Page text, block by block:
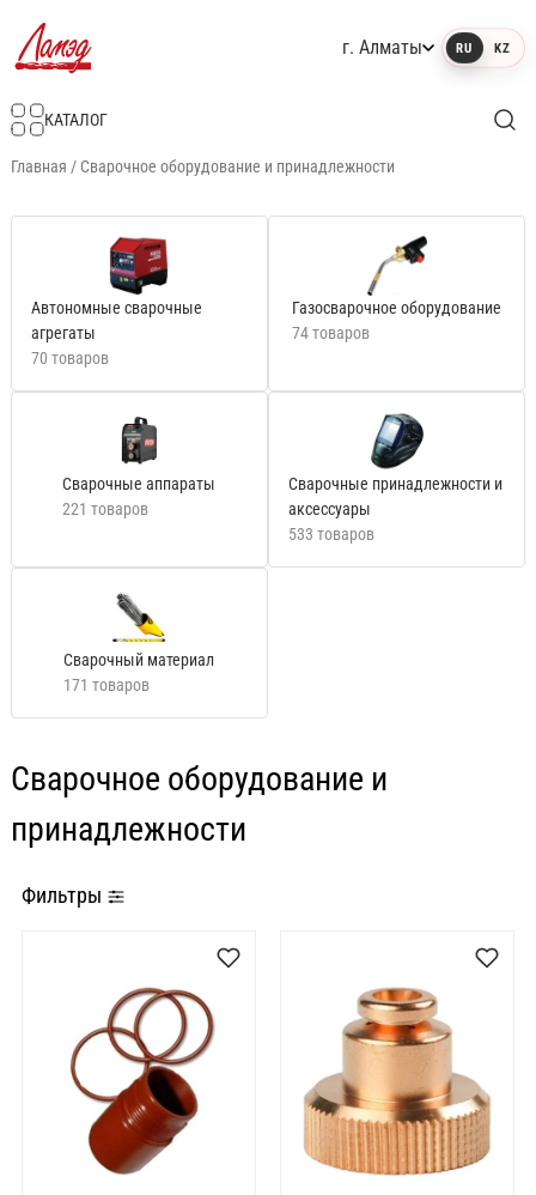
г. Алматы RU KZ
КАТАЛОГ
Главная / Сварочное оборудование и принадлежности
Автономные сварочные
агрегаты
70 товаров
Газосварочное оборудование
74 товаров
Сварочные аппараты
221 товаров
Сварочные принадлежности и
аксессуары
533 товаров
Сварочный материал
171 товаров
Сварочное оборудование и
принадлежности
Фильтры